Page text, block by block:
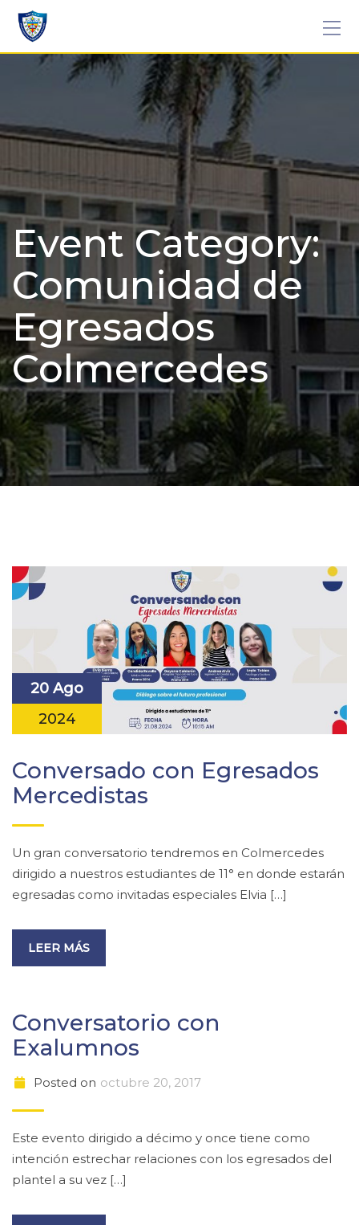
Skip
content
Event Category:
Comunidad de
Egresados
Colmercedes
20 Ago
2024
Conversado con Egresados
Mercedistas
Un gran conversatorio tendremos en Colmercedes
dirigido a nuestros estudiantes de 11° en donde estarán
egresadas como invitadas especiales Elvia […]
LEER MÁS
Conversatorio con
Exalumnos
Posted on octubre 20, 2017
Este evento dirigido a décimo y once tiene como
intención estrechar relaciones con los egresados del
plantel a su vez […]